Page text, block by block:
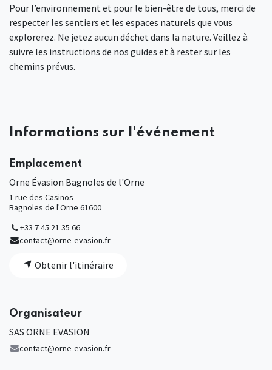
Pour l’environnement et pour le bien-être de tous, merci de
respecter les sentiers et les espaces naturels que vous
explorerez. Ne jetez aucun déchet dans la nature. Veillez à
suivre les instructions de nos guides et à rester sur les
chemins prévus.
Informations sur l'événement
Emplacement
Orne Évasion Bagnoles de l'Orne
1 rue des Casinos
Bagnoles de l'Orne 61600
+33 7 45 21 35 66
contact@orne-evasion.fr
Obtenir l'itinéraire
Organisateur
SAS ORNE EVASION
contact@orne-evasion.fr